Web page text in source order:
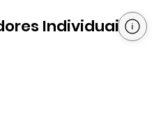
Individuais